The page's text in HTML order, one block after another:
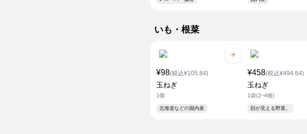
いも・根菜
¥98(税込¥105.84)
玉ねぎ
1個
北海道などの国内産
¥458(税込¥494.64)
玉ねぎ
1袋(2~4個)
顔が見える野菜。